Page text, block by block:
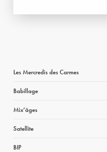
Les Mercredis des Carmes
Babillage
Mix’âges
Satellite
BIP